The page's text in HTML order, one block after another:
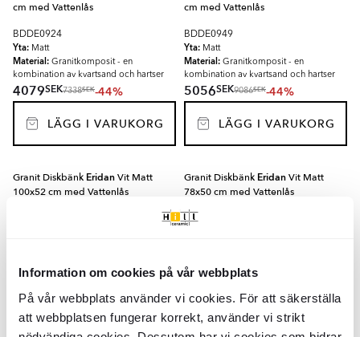
Information om cookies på vår webbplats
På vår webbplats använder vi cookies. För att säkerställa
att webbplatsen fungerar korrekt, använder vi strikt
cm med Vattenlås
BDDE0924
Yta: Matt
Material: Granitkomposit - en
kombination av kvartsand och hartser
4079SEK7338SEK-44%
LÄGG I VARUKORG
cm med Vattenlås
BDDE0949
Yta: Matt
Material: Granitkomposit - en
kombination av kvartsand och hartser
5056SEK9086SEK-44%
LÄGG I VARUKORG
Granit Diskbänk EridanVit Matt
100x52 cm med Vattenlås
4569SEK8212SEK-44%
LÄGG I VARUKORG
Granit Diskbänk EridanVit Matt
78x50 cm med Vattenlås
BDDE0929
4569SEK8212SEK